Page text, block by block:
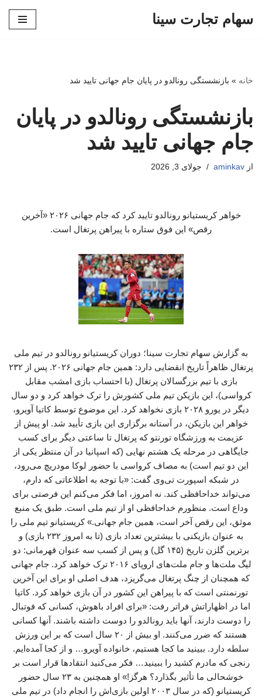
سهام تجارت سینا
خانه » بازنشستگی رونالدو در پایان جام جهانی تایید شد
بازنشستگی رونالدو در پایان
جام جهانی تایید شد
از aminkav جولای 3, 2026
خواهر کریستیانو رونالدو تایید کرد که جام جهانی ۲۰۲۶ «آخرین
رقص» این فوق ستاره با پیراهن پرتغال است.
به گزارش سهام تجارت سینا؛ دوران کریستیانو رونالدو در تیم ملی
پرتغال ظاهراً تاریخ انقضایی دارد: همین جام جهانی ۲۰۲۶. پس از ۲۳۲
بازی با تیم بزرگسالان پرتغال (با احتساب بازی امشب مقابل
کرواسی)، این بازیکن تیم ملی کشورش را ترک خواهد کرد و دو سال
دیگر در یورو ۲۰۲۸ بازی نخواهد کرد. این موضوع توسط کاتیا آویرو،
خواهر این بازیکن، در آستانه برگزاری این بازی تأیید شد. او پیش از
عزیمت به ورزشگاه تورنتو که پرتغال تا ساعتی دیگر برای کسب
جایگاهی در مرحله یک‌ هشتم نهایی (که اسپانیا در آن منتظر یکی از
این دو تیم است) به مصاف کرواسی با حضور لوکا مودریچ می‌رود،
در شبکه اسپورت تی‌وی گفت: «با توجه به اطلاعاتی که دارم،
می‌تواند خداحافظی کند. نه امروز، اما فکر می‌کنم این فرصتی برای
وداع است. منظورم خداحافظی او از تیم ملی است. طبق یک منبع
موثق، این رقص آخر است، همین جام جهانی.» کریستیانو تیم ملی را
به عنوان بازیکنی با بیشترین تعداد بازی (تا به امروز ۲۳۲ بازی) و
برترین گلزن تاریخ (۱۴۵ گل) و پس از کسب سه عنوان قهرمانی: دو
لیگ ملت‌ها و جام ملت‌های اروپای ۲۰۱۶ ترک خواهد کرد. جام جهانی
که همچنان از چنگ پرتغال می‌گریزد، هدف اصلی او برای این آخرین
تورنمنتی است که با پیراهن این کشور در آن بازی خواهد کرد. کاتیا
اما در اظهاراتش فراتر رفت: «برای افراد باهوش، کسانی که فوتبال
را دوست دارند، آنها باید رونالدو را دوست داشته باشند. آنها کسانی
هستند که ضرر می‌کنند. او بیش از ۲۰ سال است که بر این ورزش
سلطه دارد. ببینید ما کجا هستیم، خانواده آویرو… و از کجا آمده‌ایم.
رنجی که مادرم کشید را ببینید… فکر می‌کنید انتقادها قرار است بر
خوشحالی ما تأثیر بگذارد؟ هرگز!» او همچنین به ۲۳ سال حضور
کریستیانو (که در سال ۲۰۰۳ اولین بازی‌اش را انجام داد) در تیم ملی